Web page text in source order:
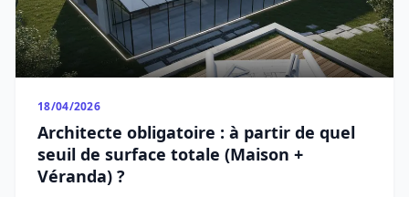
18/04/2026
Architecte obligatoire : à partir de quel
seuil de surface totale (Maison +
Véranda) ?